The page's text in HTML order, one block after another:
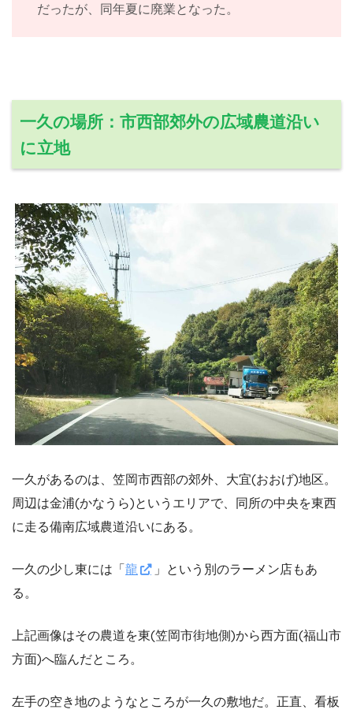
だったが、同年夏に廃業となった。
一久の場所：市西部郊外の広域農道沿い
に立地
一久があるのは、笠岡市西部の郊外、大宜(おおげ)地区。
周辺は金浦(かなうら)というエリアで、同所の中央を東西
に走る備南広域農道沿いにある。
一久の少し東には「龍
」という別のラーメン店もあ
る。
上記画像はその農道を東(笠岡市街地側)から西方面(福山市
方面)へ臨んだところ。
左手の空き地のようなところが一久の敷地だ。正直、看板